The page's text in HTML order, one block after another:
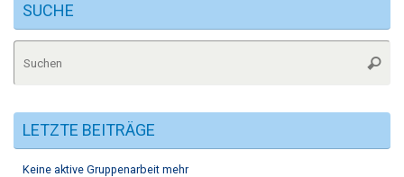
SUCHE
LETZTE BEITRÄGE
Keine aktive Gruppenarbeit mehr